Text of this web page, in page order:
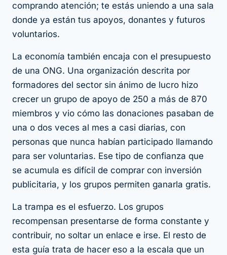
comprando atención; te estás uniendo a una sala
donde ya están tus apoyos, donantes y futuros
voluntarios.
La economía también encaja con el presupuesto
de una ONG. Una organización descrita por
formadores del sector sin ánimo de lucro hizo
crecer un grupo de apoyo de 250 a más de 870
miembros y vio cómo las donaciones pasaban de
una o dos veces al mes a casi diarias, con
personas que nunca habían participado llamando
para ser voluntarias. Ese tipo de confianza que
se acumula es difícil de comprar con inversión
publicitaria, y los grupos permiten ganarla gratis.
La trampa es el esfuerzo. Los grupos
recompensan presentarse de forma constante y
contribuir, no soltar un enlace e irse. El resto de
esta guía trata de hacer eso a la escala que un